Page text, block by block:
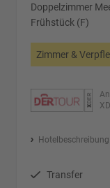
Doppelzimmer
Frühstück (F)
Zimmer &
Transfer